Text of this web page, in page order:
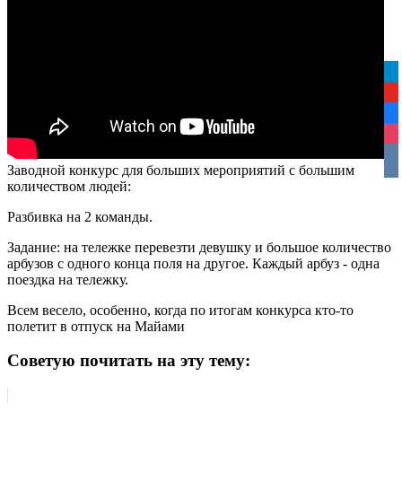
Заводной конкурс для больших мероприятий с большим
количеством людей:
Разбивка на 2 команды.
Задание: на тележке перевезти девушку и большое количество
арбузов с одного конца поля на другое. Каждый арбуз - одна
поездка на тележку.
Всем весело, особенно, когда по итогам конкурса кто-то
полетит в отпуск на Майами
Советую почитать на эту тему: